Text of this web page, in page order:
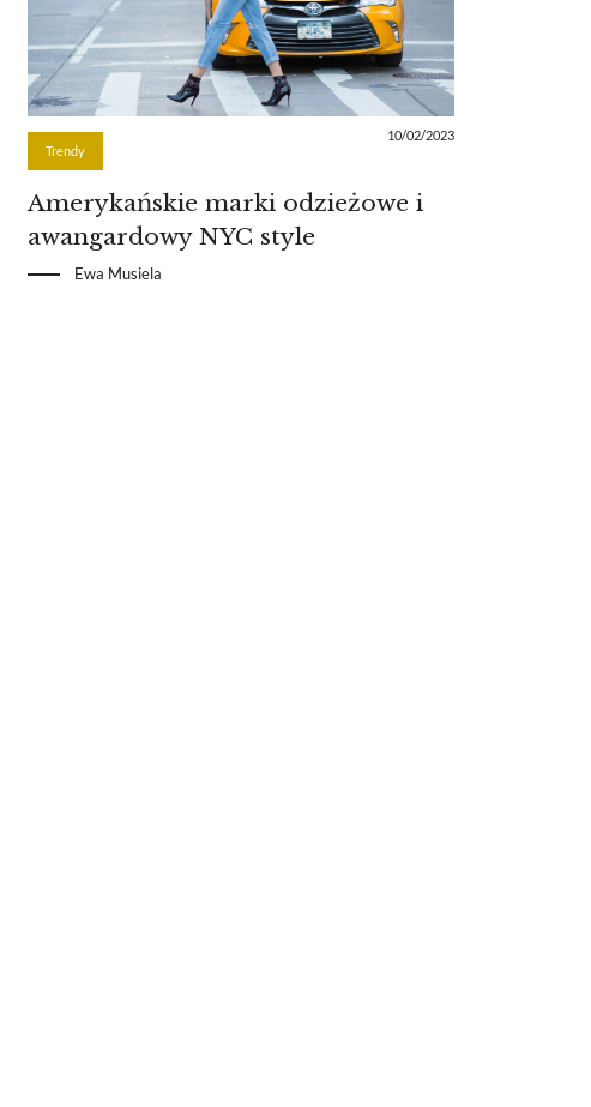
Trendy
10/02/2023
Amerykańskie marki odzieżowe i
awangardowy NYC style
Ewa Musiela